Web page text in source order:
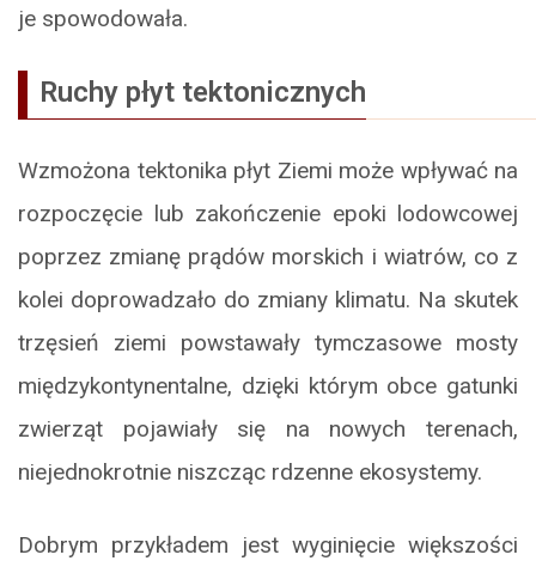
je spowodowała.
Ruchy płyt tektonicznych
Wzmożona tektonika płyt Ziemi może wpływać na
rozpoczęcie lub zakończenie epoki lodowcowej
poprzez zmianę prądów morskich i wiatrów, co z
kolei doprowadzało do zmiany klimatu. Na skutek
trzęsień ziemi powstawały tymczasowe mosty
międzykontynentalne, dzięki którym obce gatunki
zwierząt pojawiały się na nowych terenach,
niejednokrotnie niszcząc rdzenne ekosystemy.
Dobrym przykładem jest wyginięcie większości